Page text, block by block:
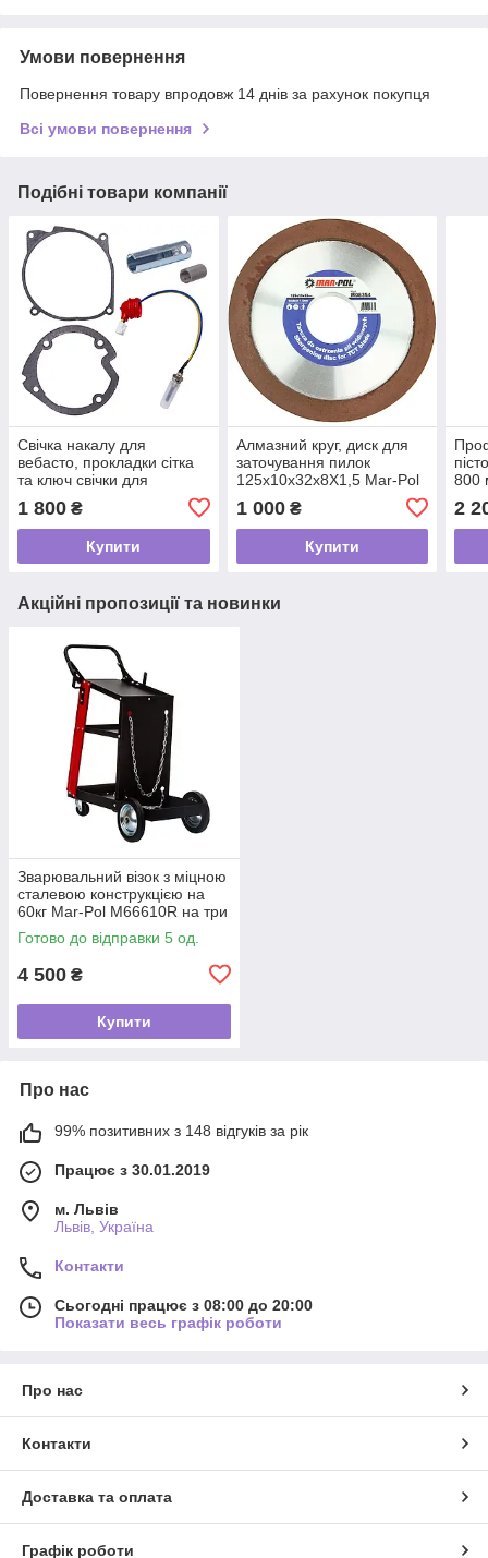
Умови повернення
Повернення товару впродовж 14 днів за рахунок покупця
Всі умови повернення
Подібні товари компанії
Свічка накалу для
вебасто, прокладки сітка
та ключ свічки для
М8095002
1 800 ₴
Купити
Алмазний круг, диск для
заточування пилок
125x10x32x8X1,5 Mar-Pol
1 000₴
Купити
800
2
Акційні пропозиції та новинки
Зварювальний візок з міцною
сталевою конструкцією на
60кг Mar-Pol M66610R на три
полиці
Готово до відправки 5 од.
4 500 ₴
Купити
Про нас
99% позитивних з 148 відгуків за рік
Працює з 30.01.2019
м. Львів
Львів, Україна
Контакти
Сьогодні працює з 08:00 до 20:00
Показати весь графік роботи
Про нас
Контакти
Доставка та оплата
Графік роботи